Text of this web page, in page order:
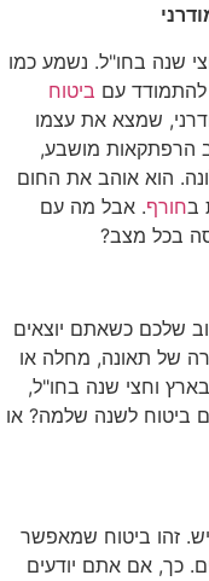
שנה בחו"ל. נשמע כמו
להתמודד עם ביטוח
שמצא את עצמו
הרפתקאות מושבע,
הוא אוהב את החום
בחורף. אבל מה עם
בכל מצב?
שלכם כשאתם יוצאים
של תאונה, מחלה או
וחצי שנה בחו"ל,
ביטוח לשנה שלמה? או
זהו ביטוח שמאפשר
כך, אם אתם יודעים